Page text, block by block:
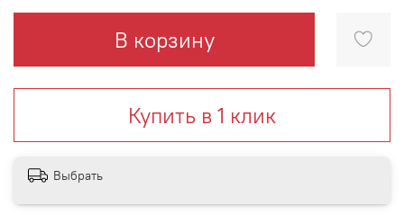
В корзину
Купить в 1 клик
Выбрать